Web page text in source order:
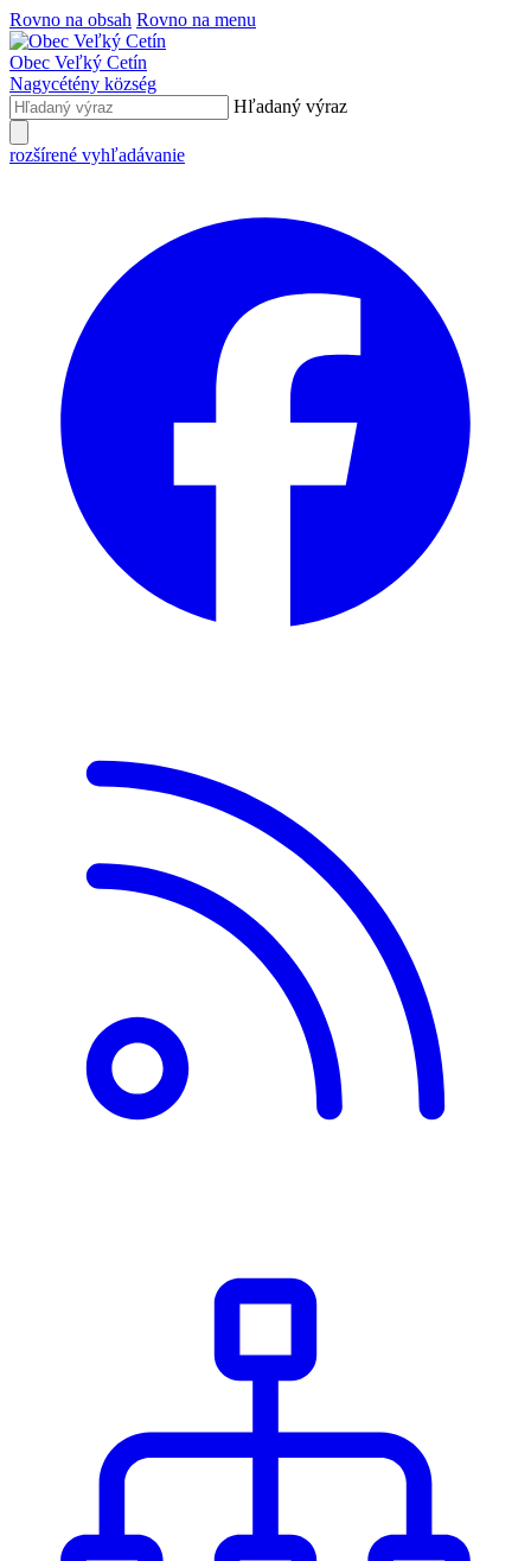
Rovno na obsah Rovno na menu
Obec Veľký Cetín
Nagycétény község
Hľadaný výraz
rozšírené vyhľadávanie